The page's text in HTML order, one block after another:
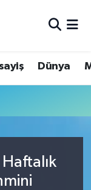
Dünya
Haftalık